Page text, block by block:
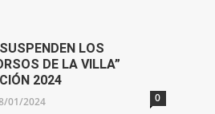
LOS
DE LA VILLA”
2024
01/2024 0